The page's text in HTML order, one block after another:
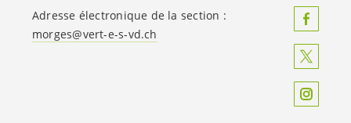
Adresse électronique de la section :
morges@vert-e-s-vd.ch